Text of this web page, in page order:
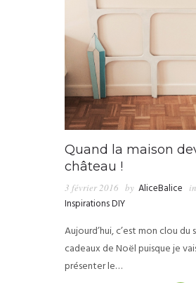
Quand la maison
château !
3 février 2016 by AliceBalice in
Inspirations DIY
Aujourd’hui, c’est mon clou
cadeaux de Noël puisque je
présenter le…